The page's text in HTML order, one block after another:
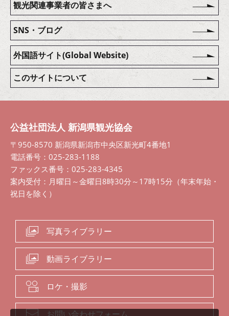
観光関連事業者の皆さまへ
SNS・ブログ
外国語サイト(Global Website)
このサイトについて
公益社団法人 新潟県観光協会
〒950-8570 新潟県新潟市中央区新光町4番地1
電話番号：025-283-1188
ファックス番号：025-283-4345
案内受付：月曜日～金曜日8時30分～17時15分（年末年始・
祝日を除く）
写真ライブラリー
動画ライブラリー
ロケ・撮影